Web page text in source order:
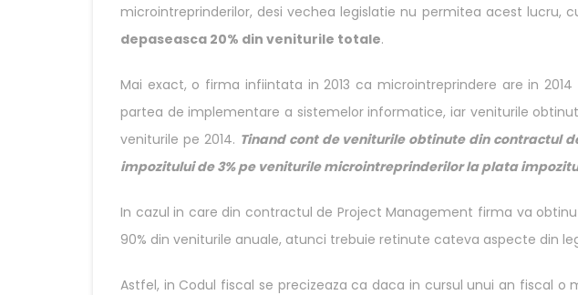
microintreprinderilor, desi vechea legislatie nu permitea acest lucru,
depaseasca 20% din veniturile totale.
Mai exact, o firma infiintata in 2013 ca microintreprindere are in
partea de implementare a sistemelor informatice, iar veniturile
veniturile pe 2014. Tinand cont de veniturile obtinute din contractul
impozitului de 3% pe veniturile microintreprinderilor la plata
In cazul in care din contractul de Project Management firma va
90% din veniturile anuale, atunci trebuie retinute cateva aspecte din
Astfel, in Codul fiscal se precizeaza ca daca in cursul unui an fiscal o